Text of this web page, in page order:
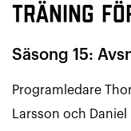
träning
Säsong 15:
Programledare
Larsson och